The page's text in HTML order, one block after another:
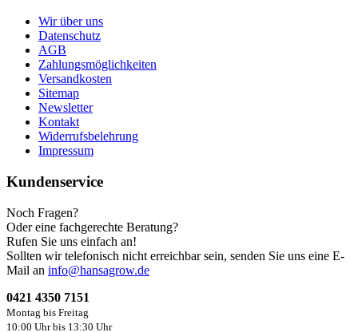
Wir über uns
Datenschutz
AGB
Zahlungsmöglichkeiten
Versandkosten
Sitemap
Newsletter
Kontakt
Widerrufsbelehrung
Impressum
Kundenservice
Noch Fragen?
Oder eine fachgerechte Beratung?
Rufen Sie uns einfach an!
Sollten wir telefonisch nicht erreichbar sein, senden Sie uns eine E-
Mail an info@hansagrow.de
0421 4350 7151
Montag bis Freitag
10:00 Uhr bis 13:30 Uhr